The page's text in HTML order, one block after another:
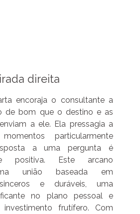
direita
encoraja o consultante a
de bom que o destino e as
a ele. Ela pressagia a
particularmente
a uma pergunta é
positiva. Este arcano
união baseada em
e duráveis, uma
no plano pessoal e
investimento frutífero. Com